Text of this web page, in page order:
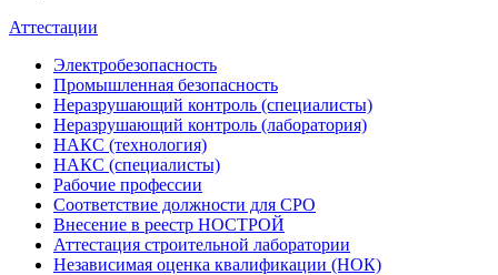
Аттестации
Электробезопасность
Промышленная безопасность
Неразрушающий контроль (специалисты)
Неразрушающий контроль (лаборатория)
НАКС (технология)
НАКС (специалисты)
Рабочие профессии
Соответствие должности для СРО
Внесение в реестр НОСТРОЙ
Аттестация строительной лаборатории
Независимая оценка квалификации (НОК)